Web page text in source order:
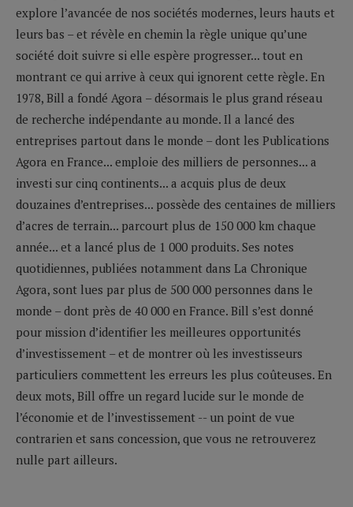
explore l’avancée de nos sociétés modernes, leurs hauts et
leurs bas – et révèle en chemin la règle unique qu’une
société doit suivre si elle espère progresser... tout en
montrant ce qui arrive à ceux qui ignorent cette règle. En
1978, Bill a fondé Agora – désormais le plus grand réseau
de recherche indépendante au monde. Il a lancé des
entreprises partout dans le monde – dont les Publications
Agora en France... emploie des milliers de personnes... a
investi sur cinq continents... a acquis plus de deux
douzaines d’entreprises... possède des centaines de milliers
d’acres de terrain... parcourt plus de 150 000 km chaque
année... et a lancé plus de 1 000 produits. Ses notes
quotidiennes, publiées notamment dans La Chronique
Agora, sont lues par plus de 500 000 personnes dans le
monde – dont près de 40 000 en France. Bill s’est donné
pour mission d’identifier les meilleures opportunités
d’investissement – et de montrer où les investisseurs
particuliers commettent les erreurs les plus coûteuses. En
deux mots, Bill offre un regard lucide sur le monde de
l’économie et de l’investissement -- un point de vue
contrarien et sans concession, que vous ne retrouverez
nulle part ailleurs.